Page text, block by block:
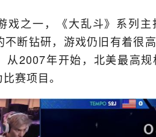
戏之一，《大乱斗》系列
断钻研，游戏仍旧有着很
从2007年开始，北美最高
赛项目。